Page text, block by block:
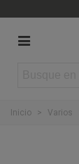
Inicio > Varios